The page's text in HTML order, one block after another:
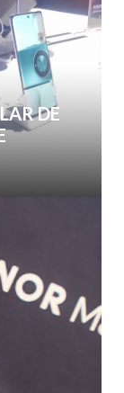
DE